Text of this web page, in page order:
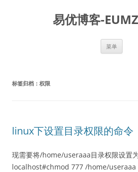
易优博客-
菜单
标签归档： 权限
linux下设置目录权限的命令
现需要将/home/useraaa目录权限设置
localhost#chmod 777 /home/useraaa